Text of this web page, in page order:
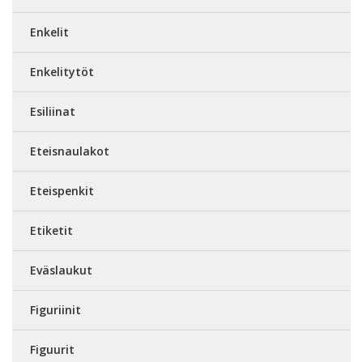
Enkelit
Enkelitytöt
Esiliinat
Eteisnaulakot
Eteispenkit
Etiketit
Eväslaukut
Figuriinit
Figuurit